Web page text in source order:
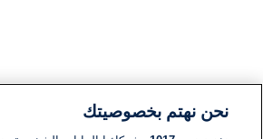
نحن نهتم بخصوصيتك